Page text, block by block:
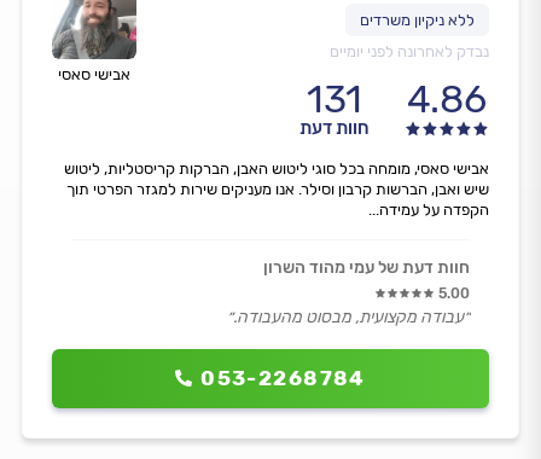
אבישי סאסי
נבדק לאחרונה לפני יומיים
4.86
131
חוות דעת
053-2268784
אבישי סאסי, מומחה בכל סוגי ליטוש האבן, הברקות קריסטליות, ליטוש
שיש ואבן, הברשות קרבון וסילר. אנו מעניקים שירות למגזר הפרטי תוך
הקפדה על עמידה...
חוות דעת של עמי מהוד השרון
5.00
״עבודה מקצועית, מבסוט מהעבודה.״